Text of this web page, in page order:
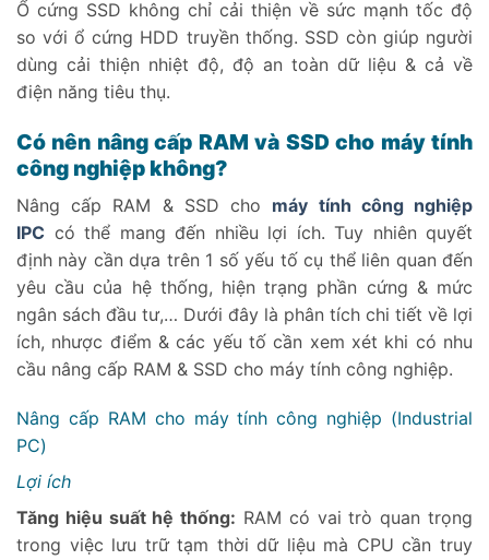
Ổ cứng SSD không chỉ cải thiện về sức mạnh tốc độ
so với ổ cứng HDD truyền thống. SSD còn giúp người
dùng cải thiện nhiệt độ, độ an toàn dữ liệu & cả về
điện năng tiêu thụ.
Có nên nâng cấp RAM và SSD cho máy tính
công nghiệp không?
Nâng cấp RAM & SSD cho máy tính công nghiệp
IPC có thể mang đến nhiều lợi ích. Tuy nhiên quyết
định này cần dựa trên 1 số yếu tố cụ thể liên quan đến
yêu cầu của hệ thống, hiện trạng phần cứng & mức
ngân sách đầu tư,… Dưới đây là phân tích chi tiết về lợi
ích, nhược điểm & các yếu tố cần xem xét khi có nhu
cầu nâng cấp RAM & SSD cho máy tính công nghiệp.
Nâng cấp RAM cho máy tính công nghiệp (Industrial
PC)
Lợi ích
Tăng hiệu suất hệ thống: RAM có vai trò quan trọng
trong việc lưu trữ tạm thời dữ liệu mà CPU cần truy